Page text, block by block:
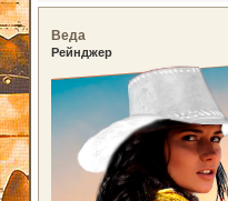
Веда
Рейнджер